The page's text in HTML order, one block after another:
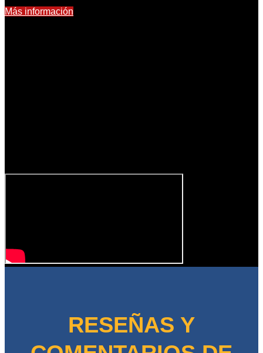
Más información
RESEÑAS Y